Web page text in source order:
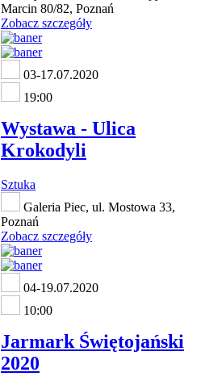
Marcin 80/82, Poznań
Zobacz szczegóły
03-17.07.2020
19:00
Wystawa - Ulica
Krokodyli
Sztuka
Galeria Piec, ul. Mostowa 33,
Poznań
Zobacz szczegóły
04-19.07.2020
10:00
Jarmark Świętojański
2020